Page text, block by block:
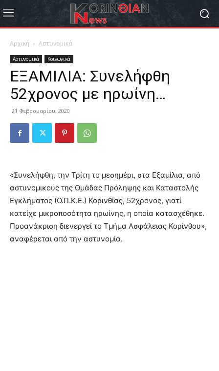
Αρχική Αστυνομικά
Αστυνομικά Κοινωνικά
ΕΞΑΜΙΛΙΑ: Συνελήφθη
52χρονος με ηρωίνη…
21 Φεβρουαρίου, 2020
«Συνελήφθη, την Τρίτη το μεσημέρι, στα Εξαμίλια, από
αστυνομικούς της Ομάδας Πρόληψης και Καταστολής
Εγκλήματος (Ο.Π.Κ.Ε.) Κορινθίας, 52χρονος, γιατί
κατείχε μικροποσότητα ηρωίνης, η οποία κατασχέθηκε.
Προανάκριση διενεργεί το Τμήμα Ασφάλειας Κορίνθου»,
αναφέρεται από την αστυνομία.